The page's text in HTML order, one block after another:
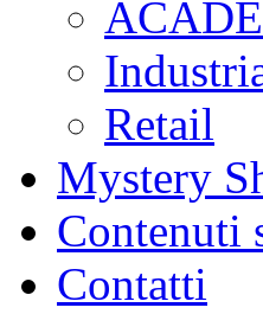
Retail
Mystery
Contenuti
Contatti